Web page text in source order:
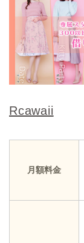
Rcawaii
月額料金